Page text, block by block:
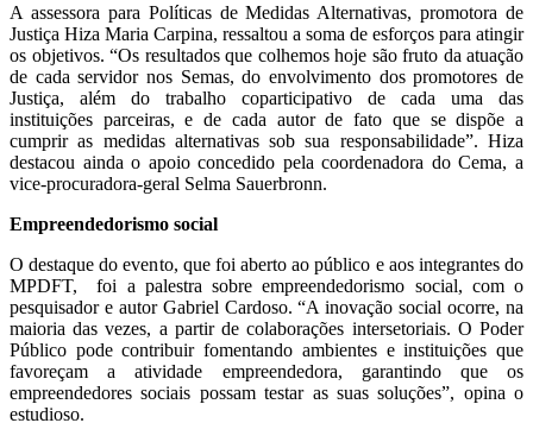
A assessora para Políticas de Medidas Alternativas, promotora de
Justiça Hiza Maria Carpina, ressaltou a soma de esforços para atingir
os objetivos. “Os resultados que colhemos hoje são fruto da atuação
de cada servidor nos Semas, do envolvimento dos promotores de
Justiça, além do trabalho coparticipativo de cada uma das
instituições parceiras, e de cada autor de fato que se dispõe a
cumprir as medidas alternativas sob sua responsabilidade”. Hiza
destacou ainda o apoio concedido pela coordenadora do Cema, a
vice-procuradora-geral Selma Sauerbronn.
Empreendedorismo social
O destaque do evento, que foi aberto ao público e aos integrantes do
MPDFT, foi a palestra sobre empreendedorismo social, com o
pesquisador e autor Gabriel Cardoso. “A inovação social ocorre, na
maioria das vezes, a partir de colaborações intersetoriais. O Poder
Público pode contribuir fomentando ambientes e instituições que
favoreçam a atividade empreendedora, garantindo que os
empreendedores sociais possam testar as suas soluções”, opina o
estudioso.